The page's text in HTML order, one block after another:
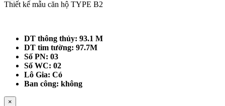
Thiết kế mẫu căn hộ TYPE B2
DT thông thủy: 93.1 M
DT tim tường: 97.7M
Số PN: 03
Số WC: 02
Lô Gia: Có
Ban công: không
×